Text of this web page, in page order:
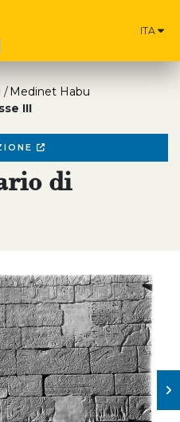
ITA
Medinet Habu
III
di